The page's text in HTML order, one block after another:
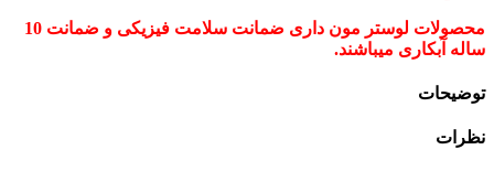
محصولات لوستر مون داری ضمانت سلامت فیزیکی و ضمانت 10
ساله آبکاری میباشند.
توضیحات
نظرات